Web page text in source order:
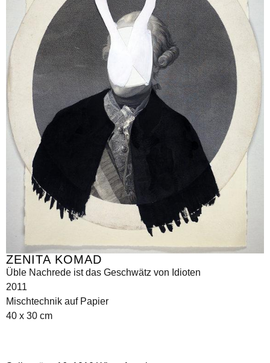
ZENITA KOMAD
Üble Nachrede ist das Geschwätz von Idioten
2011
Mischtechnik auf Papier
40 x 30 cm